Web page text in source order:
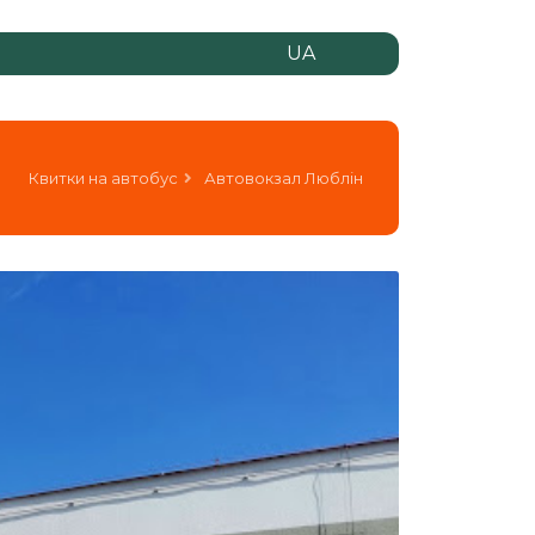
UA
Квитки на автобус Автовокзал Люблін